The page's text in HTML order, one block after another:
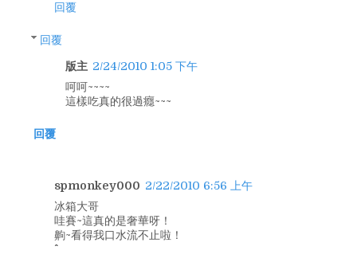
回覆
回覆
版主 2/24/2010 1:05 下午
呵呵~~~~
這樣吃真的很過癮~~~
回覆
spmonkey000 2/22/2010 6:56 上午
冰箱大哥
哇賽~這真的是奢華呀！
齁~看得我口水流不止啦！